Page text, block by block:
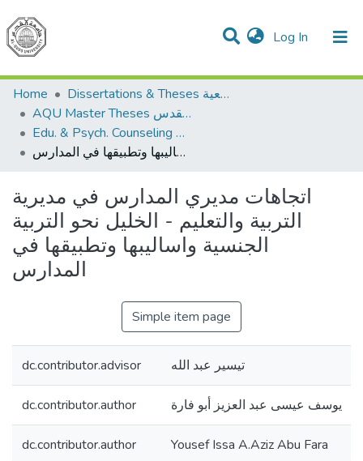
Log In (current)
Communities & Collections
All of DSpace
Home
Dissertations & Theses الرسائل الجامعية
AQU Master Theses الرسائل الجامعية الخاصة بجامعة القدس
Edu. & Psych. Counseling الإرشاد النفسي والتربوي
اتجاهات مديري المدارس في مديرية التربية والتعليم - الخليل نحو التربية الجنسية واساليبها وتطبيقها في المدارس
اتجاهات مديري المدارس في مديرية
التربية والتعليم - الخليل نحو التربية
الجنسية واساليبها وتطبيقها في
المدارس
Simple item page
dc.contributor.advisor تيسير عبد الله
dc.contributor.author يوسف عيسى عبد العزيز أبو فارة
dc.contributor.author Yousef Issa A.Aziz Abu Fara